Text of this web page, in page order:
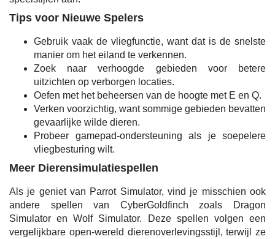
Tips voor Nieuwe Spelers
Gebruik vaak de vliegfunctie, want dat is de snelste
manier om het eiland te verkennen.
Zoek naar verhoogde gebieden voor betere
uitzichten op verborgen locaties.
Oefen met het beheersen van de hoogte met E en Q.
Verken voorzichtig, want sommige gebieden bevatten
gevaarlijke wilde dieren.
Probeer gamepad-ondersteuning als je soepelere
vliegbesturing wilt.
Meer Dierensimulatiespellen
Als je geniet van Parrot Simulator, vind je misschien ook
andere spellen van CyberGoldfinch zoals Dragon
Simulator en Wolf Simulator. Deze spellen volgen een
vergelijkbare open-wereld dierenoverlevingsstijl, terwijl ze